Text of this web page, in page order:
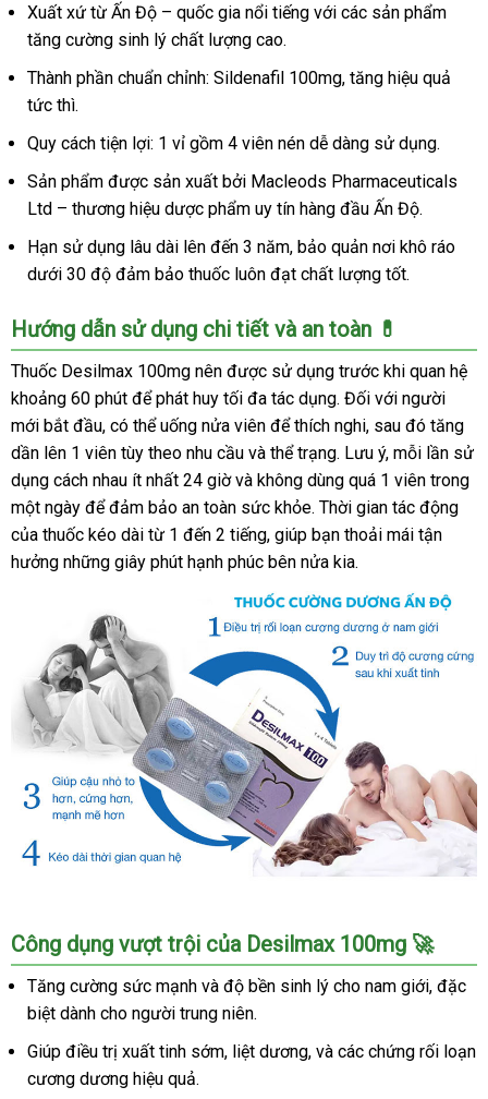
cường
dương
Ấn
Độ
mạnh
tăng
sinh
nhanh
Xuất xứ từ Ấn Độ – quốc gia nổi tiếng với các sản phẩm
tăng cường sinh lý chất lượng cao.
Thành phần chuẩn chỉnh: Sildenafil 100mg, tăng hiệu quả
tức thì.
Quy cách tiện lợi: 1 vỉ gồm 4 viên nén dễ dàng sử dụng.
Sản phẩm được sản xuất bởi Macleods Pharmaceuticals
Ltd – thương hiệu dược phẩm uy tín hàng đầu Ấn Độ.
Hạn sử dụng lâu dài lên đến 3 năm, bảo quản nơi khô ráo
dưới 30 độ đảm bảo thuốc luôn đạt chất lượng tốt.
Hướng dẫn sử dụng chi tiết và an toàn 💊
Thuốc Desilmax 100mg nên được sử dụng trước khi quan hệ
khoảng 60 phút để phát huy tối đa tác dụng. Đối với người
mới bắt đầu, có thể uống nửa viên để thích nghi, sau đó tăng
dần lên 1 viên tùy theo nhu cầu và thể trạng. Lưu ý, mỗi lần sử
dụng cách nhau ít nhất 24 giờ và không dùng quá 1 viên trong
một ngày để đảm bảo an toàn sức khỏe. Thời gian tác động
của thuốc kéo dài từ 1 đến 2 tiếng, giúp bạn thoải mái tận
hưởng những giây phút hạnh phúc bên nửa kia.
Thuốc
Desilmax
cường
dương
Ấn
Độ
mạnh
Công dụng vượt trội của Desilmax 100mg 🚀
Tăng cường sức mạnh và độ bền sinh lý cho nam giới, đặc
biệt dành cho người trung niên.
Giúp điều trị xuất tinh sớm, liệt dương, và các chứng rối loạn
cương dương hiệu quả.